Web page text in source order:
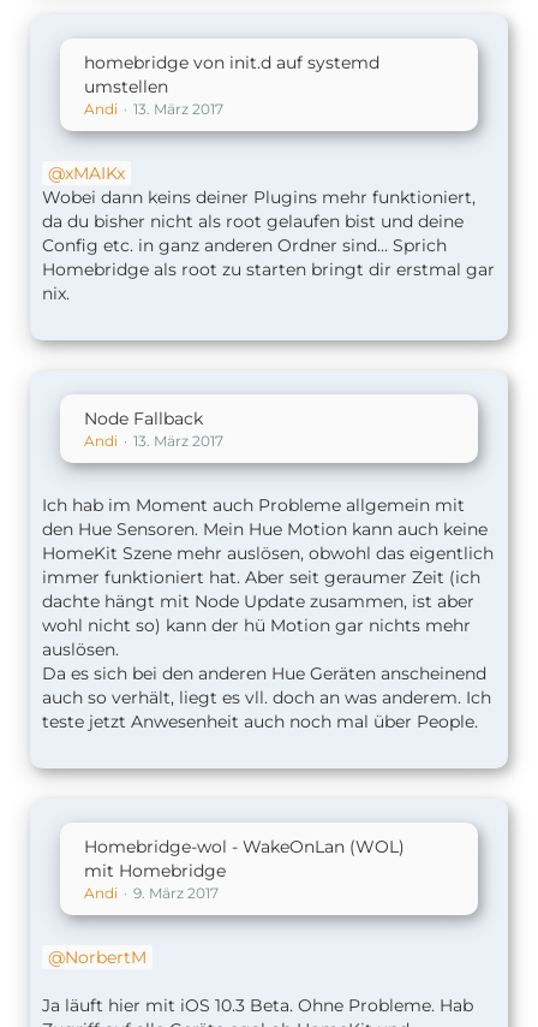
homebridge von init.d auf systemd
umstellen
Andi 13. März 2017
xMAIKx
Wobei dann keins deiner Plugins mehr funktioniert,
da du bisher nicht als root gelaufen bist und deine
Config etc. in ganz anderen Ordner sind... Sprich
Homebridge als root zu starten bringt dir erstmal gar
nix.
Node Fallback
Andi 13. März 2017
Ich hab im Moment auch Probleme allgemein mit
den Hue Sensoren. Mein Hue Motion kann auch keine
HomeKit Szene mehr auslösen, obwohl das eigentlich
immer funktioniert hat. Aber seit geraumer Zeit (ich
dachte hängt mit Node Update zusammen, ist aber
wohl nicht so) kann der hü Motion gar nichts mehr
auslösen.
Da es sich bei den anderen Hue Geräten anscheinend
auch so verhält, liegt es vll. doch an was anderem. Ich
teste jetzt Anwesenheit auch noch mal über People.
Homebridge-wol - WakeOnLan (WOL)
mit Homebridge
Andi 9. März 2017
NorbertM
Ja läuft hier mit iOS 10.3 Beta. Ohne Probleme. Hab